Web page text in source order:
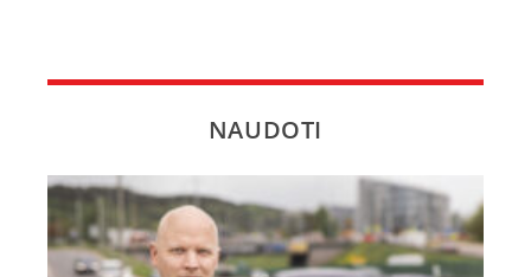
NAUDOTI